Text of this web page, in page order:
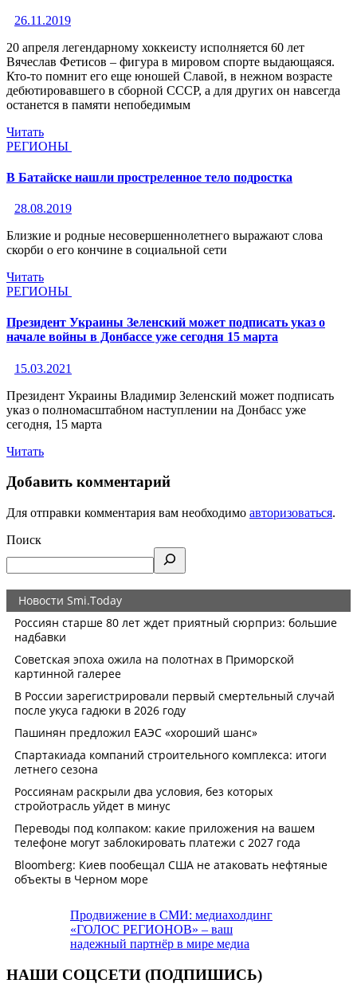
26.11.2019
20 апреля легендарному хоккеисту исполняется 60 лет
Вячеслав Фетисов – фигура в мировом спорте выдающаяся.
Кто-то помнит его еще юношей Славой, в нежном возрасте
дебютировавшего в сборной СССР, а для других он навсегда
останется в памяти непобедимым
Читать
РЕГИОНЫ
В Батайске нашли простреленное тело подростка
28.08.2019
Близкие и родные несовершеннолетнего выражают слова
скорби о его кончине в социальной сети
Читать
РЕГИОНЫ
Президент Украины Зеленский может подписать указ о
начале войны в Донбассе уже сегодня 15 марта
15.03.2021
Президент Украины Владимир Зеленский может подписать
указ о полномасштабном наступлении на Донбасс уже
сегодня, 15 марта
Читать
Добавить комментарий
Для отправки комментария вам необходимо авторизоваться.
Поиск
Продвижение в СМИ: медиахолдинг
«ГОЛОС РЕГИОНОВ» – ваш
надежный партнёр в мире медиа
НАШИ СОЦСЕТИ (ПОДПИШИСЬ)